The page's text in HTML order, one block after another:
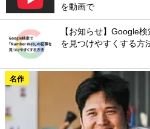
を動画で
【お知らせ】Google
を見つけやすくする方
名作